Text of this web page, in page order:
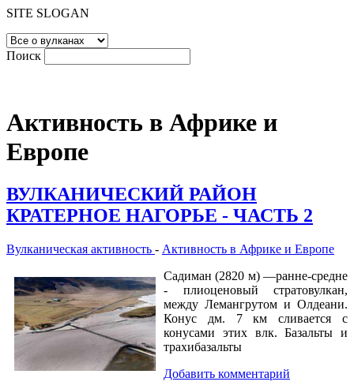
SITE SLOGAN
Поиск
Активность в Африке и
Европе
ВУЛКАНИЧЕСКИЙ РАЙОН
КРАТЕРНОЕ НАГОРЬЕ - ЧАСТЬ 2
Вулканическая активность - Активность в Африке и Европе
Садиман (2820 м) —ранне-средне
- плиоценовый стратовулкан,
между Лемангрутом и Олдеани.
Конус дм. 7 км сливается с
конусами этих влк. Базальты и
трахибазальты
Добавить комментарий